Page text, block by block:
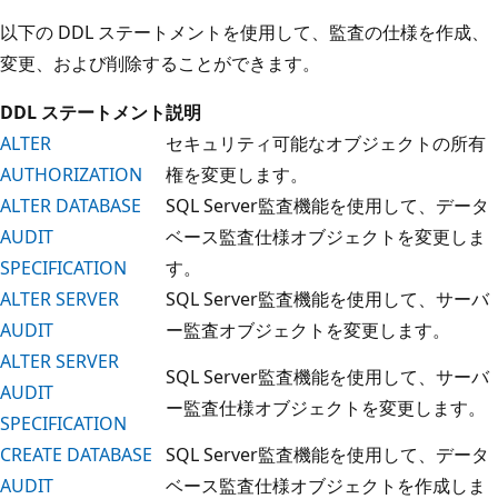
以下の DDL ステートメントを使用して、監査の仕様を作成、
変更、および削除することができます。
DDL ステートメント説明
ALTER
AUTHORIZATION
セキュリティ可能なオブジェクトの所有
権を変更します。
ALTER DATABASE
AUDIT
SPECIFICATION
SQL Server監査機能を使用して、データ
ベース監査仕様オブジェクトを変更しま
す。
ALTER SERVER
AUDIT
SQL Server監査機能を使用して、サーバ
ー監査オブジェクトを変更します。
ALTER SERVER
AUDIT
SPECIFICATION
SQL Server監査機能を使用して、サーバ
ー監査仕様オブジェクトを変更します。
CREATE DATABASE
AUDIT
SQL Server監査機能を使用して、データ
ベース監査仕様オブジェクトを作成しま